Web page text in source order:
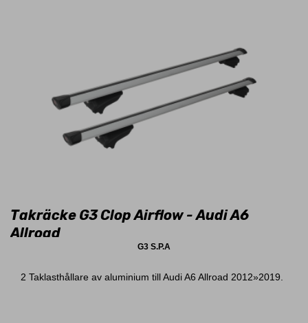
Takräcke G3 Clop Airflow - Audi A6
Allroad
G3 S.P.A
2 Taklasthållare av aluminium till Audi A6 Allroad 2012»2019.